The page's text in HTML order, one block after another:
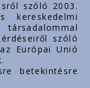
szóló 2003.
szóló
Európai Unió
betekintésre